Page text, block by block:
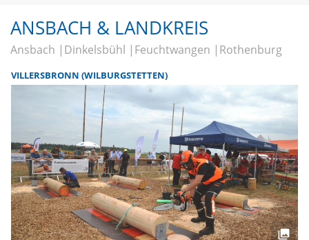
ANSBACH & LANDKREIS
Ansbach Dinkelsbühl Feuchtwangen Rothenburg
VILLERSBRONN (WILBURGSTETTEN)